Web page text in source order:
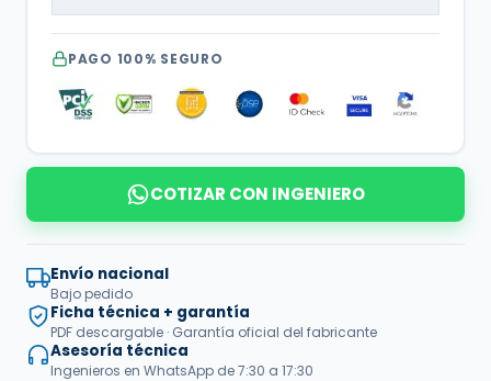
PAGO 100% SEGURO
COTIZAR CON INGENIERO
Envío nacional
Bajo pedido
Ficha técnica + garantía
PDF descargable · Garantía oficial del fabricante
Asesoría técnica
Ingenieros en WhatsApp de 7:30 a 17:30